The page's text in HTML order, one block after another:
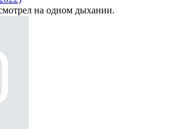
на одном дыхании.